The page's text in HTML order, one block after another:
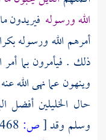
الله ورسوله فيريدون
أمرهم الله ورسوله
ذلك . فيأمرون بما
وينهون عما نهى الله
حال الخليلين أفضل
وسلم وقد[ص: